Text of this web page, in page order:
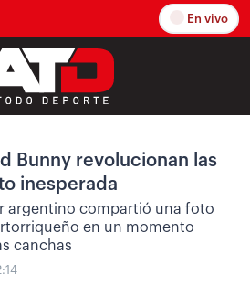
En vivo
Bunny revolucionan las
inesperada
argentino compartió una foto
en un momento
canchas